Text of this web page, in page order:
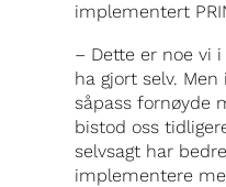
implementert
– Dette er noe vi
ha gjort selv.
såpass fornøyde
bistod oss
selvsagt har
implementere